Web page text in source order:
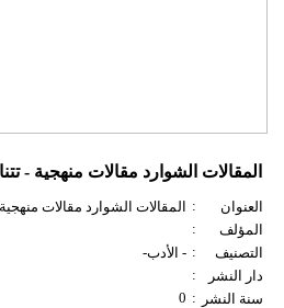
المقالات الشوارد مقالات منهجية -
العنوان :
المقالات الشوارد مقالات
المؤلف
:
التصنيف
: - الأدب-
دار النشر
:
سنة النشر
:
0